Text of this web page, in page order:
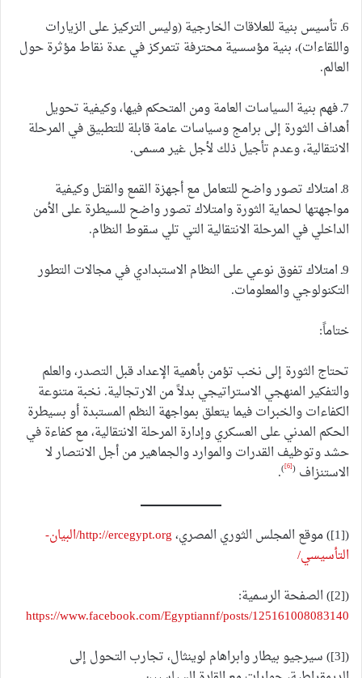
6ـ تأسيس بنية للعلاقات الخارجية (وليس التركيز على الزيارات
واللقاءات)، بنية مؤسسية محترفة تتمركز في عدة نقاط مؤثرة حول
العالم.
7ـ فهم بنية السياسات العامة ومن المتحكم فيها، وكيفية تحويل
أهداف الثورة إلى برامج وسياسات عامة قابلة للتطبيق في المرحلة
الانتقالية، وعدم تأجيل ذلك لأجل غير مسمى.
8ـ امتلاك تصور واضح للتعامل مع أجهزة القمع والقتل وكيفية
مواجهتها لحماية الثورة وامتلاك تصور واضح للسيطرة على الأمن
الداخلي في المرحلة الانتقالية التي تلي سقوط النظام.
9ـ امتلاك تفوق نوعي على النظام الاستبدادي في مجالات التطور
التكنولوجي والمعلومات.
ختاماً:
تحتاج الثورة إلى نخب تؤمن بأهمية الإعداد قبل التصدر، والعلم
والتفكير المنهجي الاستراتيجي بدلاً من الارتجالية. نخبة متنوعة
الكفاءات والخبرات فيما يتعلق بمواجهة النظم المستبدة أو بسيطرة
الحكم المدني على العسكري وإدارة المرحلة الانتقالية، مع كفاءة في
حشد وتوظيف القدرات والموارد والجماهير من أجل الانتصار لا
الاستنزاف (
[6]
)
.
([1]) موقع المجلس الثوري المصري،
http://ercegypt.org/البيان-
التأسيسي/
([2]) الصفحة الرسمية:
https://www.facebook.com/Egyptiannf/posts/125161008083140
([3]) سيرجيو بيطار وابراهام لوينثال، تجارب التحول إلى